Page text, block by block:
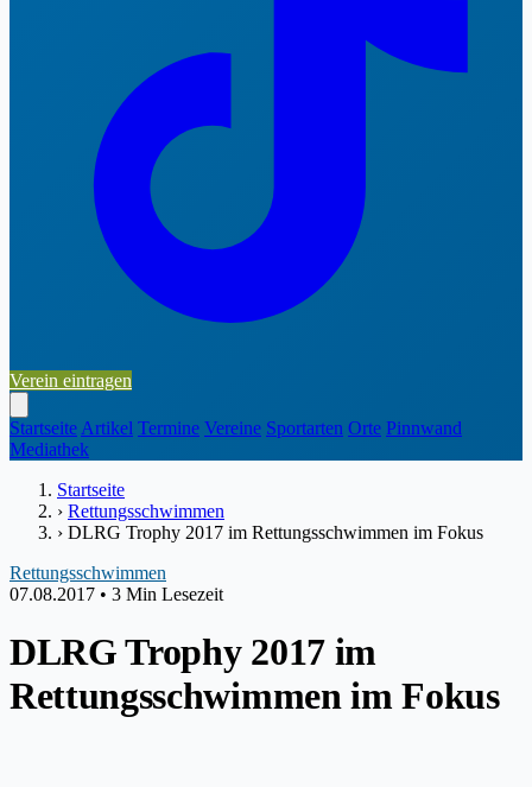
Verein eintragen
Startseite Artikel Termine Vereine Sportarten Orte Pinnwand
Mediathek
Startseite
› Rettungsschwimmen
› DLRG Trophy 2017 im Rettungsschwimmen im Fokus
Rettungsschwimmen
07.08.2017 • 3 Min Lesezeit
DLRG Trophy 2017 im
Rettungsschwimmen im Fokus